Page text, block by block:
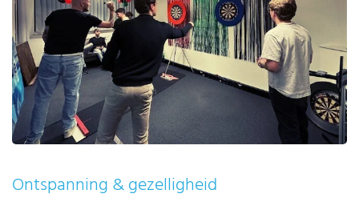
Ontspanning & gezelligheid